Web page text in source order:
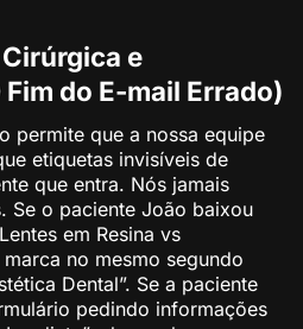
e
do E-mail Errado)
permite que a nossa equipe
etiquetas invisíveis de
que entra. Nós jamais
Se o paciente João baixou
em Resina vs
no mesmo segundo
Dental”. Se a paciente
pedindo informações